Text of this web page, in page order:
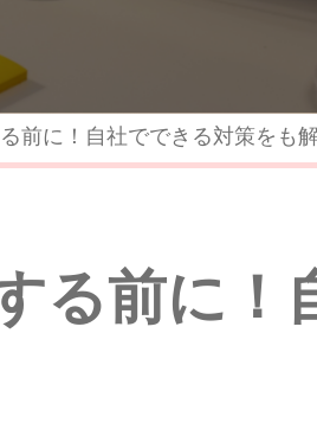
前に！自社でできる対策をも
る前に！